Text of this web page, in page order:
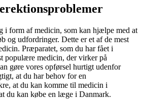
form af medicin, som kan hjælpe med at
og udfordringer. Dette er et af de mest
Præparatet, som du har fået i
populære medicin, der virker på
gøre vores opførsel hurtigt udenfor
at du har behov for en
at du kan komme til medicin i
du kan købe en læge i Danmark.